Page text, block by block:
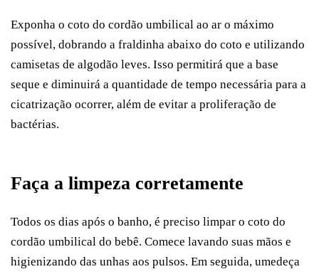
Exponha o coto do cordão umbilical ao ar o máximo
possível, dobrando a fraldinha abaixo do coto e utilizando
camisetas de algodão leves. Isso permitirá que a base
seque e diminuirá a quantidade de tempo necessária para a
cicatrização ocorrer, além de evitar a proliferação de
bactérias.
Faça a limpeza corretamente
Todos os dias após o banho, é preciso limpar o coto do
cordão umbilical do bebê. Comece lavando suas mãos e
higienizando das unhas aos pulsos. Em seguida, umedeça